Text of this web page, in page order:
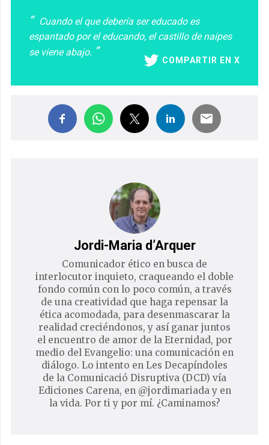
Cuando el que debería ser educado es
espantado por el educando, el castillo de naipes
se viene abajo.
COMPARTIR EN X
Jordi-Maria d’Arquer
Comunicador ético en busca de
interlocutor inquieto, craqueando el doble
fondo común con lo poco común, a través
de una creatividad que haga repensar la
ética acomodada, para desenmascarar la
realidad creciéndonos, y así ganar juntos
el encuentro de amor de la Eternidad, por
medio del Evangelio: una comunicación en
diálogo. Lo intento en Les Decapíndoles
de la Comunicació Disruptiva (DCD) vía
Ediciones Carena, en @jordimariada y en
la vida. Por ti y por mí. ¿Caminamos?